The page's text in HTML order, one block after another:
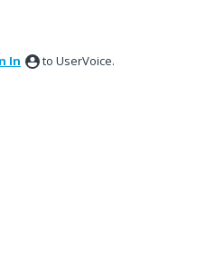
In to UserVoice.